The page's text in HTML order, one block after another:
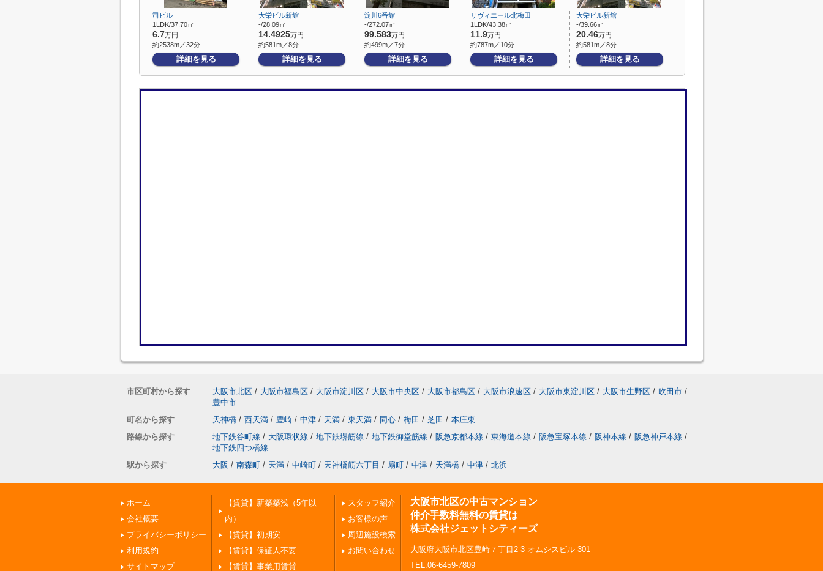
司ビル
1LDK/37.70㎡
6.7万円
約2538m／32分
詳細を見る
大栄ビル新館
-/28.09㎡
14.4925万円
約581m／8分
詳細を見る
淀川6番館
-/272.07㎡
99.583万円
約499m／7分
詳細を見る
リヴィエール北梅田
1LDK/43.38㎡
11.9万円
約787m／10分
詳細を見る
大栄ビル新館
-/39.66㎡
20.46万円
約581m／8分
詳細を見る
市区町村から探す 大阪市北区 / 大阪市福島区 / 大阪市淀川区 / 大阪市中央区 / 大阪市都島区 / 大阪市浪速区 / 大阪市東淀川区 / 大阪市生野区 / 吹田市 /
豊中市
町名から探す
天神橋 / 西天満 / 豊崎 / 中津 / 天満 / 東天満 / 同心 / 梅田 / 芝田 / 本庄東
路線から探す
地下鉄谷町線 / 大阪環状線 / 地下鉄堺筋線 / 地下鉄御堂筋線 / 阪急京都本線 / 東海道本線 / 阪急宝塚本線 / 阪神本線 / 阪急神戸本線 /
地下鉄四つ橋線
駅から探す
大阪 / 南森町 / 天満 / 中崎町 / 天神橋筋六丁目 / 扇町 / 中津 / 天満橋 / 中津 / 北浜
ホーム
会社概要
プライバシーポリシー
利用規約
サイトマップ
【賃貸】新築築浅（5年以
内）
【賃貸】初期安
【賃貸】保証人不要
【賃貸】事業用賃貸
スタッフ紹介
お客様の声
周辺施設検索
お問い合わせ
大阪市北区の中古マンション
仲介手数料無料の賃貸は
株式会社ジェットシティーズ
大阪府大阪市北区豊崎７丁目2-3 オムシスビル 301
TEL:06-6459-7809